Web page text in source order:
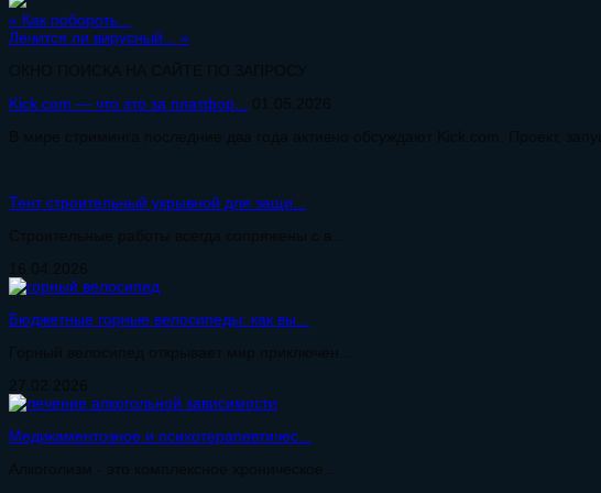
« Как побороть...
Лечится ли вирусный... »
ОКНО ПОИСКА НА САЙТЕ ПО ЗАПРОСУ
Kick.com — что это за платфор...
01.05.2026
В мире стриминга последние два года активно обсуждают Kick.com. Проект,
Тент строительный укрывной для защи...
Строительные работы всегда сопряжены с в...
16.04.2026
Бюджетные горные велосипеды: как вы...
Горный велосипед открывает мир приключен...
27.02.2026
Медикаментозное и психотерапевтичес...
Алкоголизм - это комплексное хроническое...